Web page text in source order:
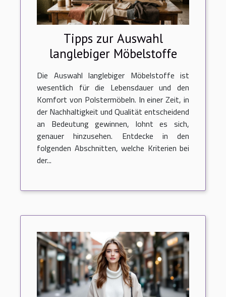
Tipps zur Auswahl
langlebiger Möbelstoffe
Die Auswahl langlebiger Möbelstoffe ist
wesentlich für die Lebensdauer und den
Komfort von Polstermöbeln. In einer Zeit, in
der Nachhaltigkeit und Qualität entscheidend
an Bedeutung gewinnen, lohnt es sich,
genauer hinzusehen. Entdecke in den
folgenden Abschnitten, welche Kriterien bei
der...